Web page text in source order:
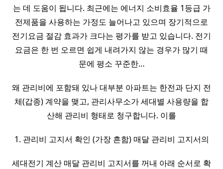
는 데 도움이 됩니다. 최근에는 에너지 소비효율 1등급 가
전제품을 사용하는 가정도 늘어나고 있으며 장기적으로
전기요금 절감 효과가 크다는 평가를 받고 있습니다. 전기
요금은 한 번 오르면 쉽게 내려가지 않는 경우가 많기 때
문에 평소 꾸준한…
왜 관리비에 포함돼 있나 대부분 아파트는 한전과 단지 전
체(갑종) 계약을 맺고, 관리사무소가 세대별 사용량을 합
산해 관리비 형태로 청구합니다. 이를
1. 관리비 고지서 확인 (가장 흔함) 매달 관리비 고지서의
세대전기 계산 매달 관리비 고지서를 꺼내 아래 순서로 확